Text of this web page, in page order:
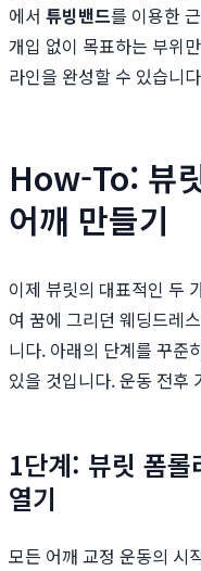
에서 튜빙밴드를 이용한
개입 없이 목표하는 부위
라인을 완성할 수 있습니
How-To: 뷰
어깨 만들기
이제 뷰릿의 대표적인 두
여 꿈에 그리던 웨딩드레
니다. 아래의 단계를 꾸준
있을 것입니다. 운동 전후
1단계: 뷰릿 폼
열기
모든 어깨 교정 운동의 시